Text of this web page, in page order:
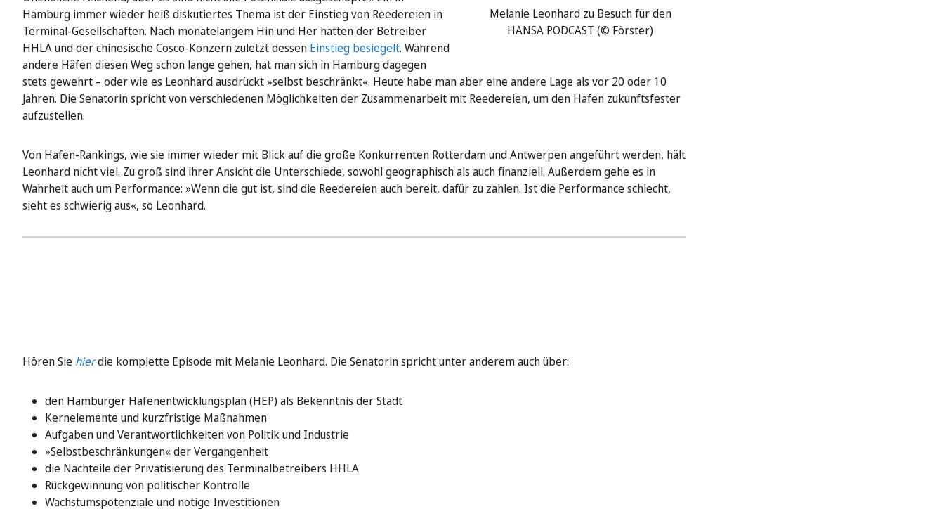
Melanie Leonhard zu Besuch für den
HANSA PODCAST (© Förster)
Hamburg immer wieder heiß diskutiertes Thema ist der Einstieg von Reedereien in
Terminal-Gesellschaften. Nach monatelangem Hin und Her hatten der Betreiber
HHLA und der chinesische Cosco-Konzern zuletzt dessen Einstieg besiegelt. Während
andere Häfen diesen Weg schon lange gehen, hat man sich in Hamburg dagegen
stets gewehrt – oder wie es Leonhard ausdrückt »selbst beschränkt«. Heute habe man aber eine andere Lage als vor 20 oder 10
Jahren. Die Senatorin spricht von verschiedenen Möglichkeiten der Zusammenarbeit mit Reedereien, um den Hafen zukunftsfester
aufzustellen.
Von Hafen-Rankings, wie sie immer wieder mit Blick auf die große Konkurrenten Rotterdam und Antwerpen angeführt werden, hält
Leonhard nicht viel. Zu groß sind ihrer Ansicht die Unterschiede, sowohl geographisch als auch finanziell. Außerdem gehe es in
Wahrheit auch um Performance: »Wenn die gut ist, sind die Reedereien auch bereit, dafür zu zahlen. Ist die Performance schlecht,
sieht es schwierig aus«, so Leonhard.
Hören Sie hierdie komplette Episode mit Melanie Leonhard. Die Senatorin spricht unter anderem auch über:
den Hamburger Hafenentwicklungsplan (HEP) als Bekenntnis der Stadt
Kernelemente und kurzfristige Maßnahmen
Aufgaben und Verantwortlichkeiten von Politik und Industrie
»Selbstbeschränkungen« der Vergangenheit
die Nachteile der Privatisierung des Terminalbetreibers HHLA
Rückgewinnung von politischer Kontrolle
Wachstumspotenziale und nötige Investitionen